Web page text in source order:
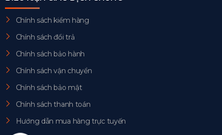
Chính sách kiểm hàng
Chính sách đổi trả
Chính sách bảo hành
Chính sách vận chuyển
Chính sách bảo mật
Chính sách thanh toán
Hướng dẫn mua hàng trực tuyến